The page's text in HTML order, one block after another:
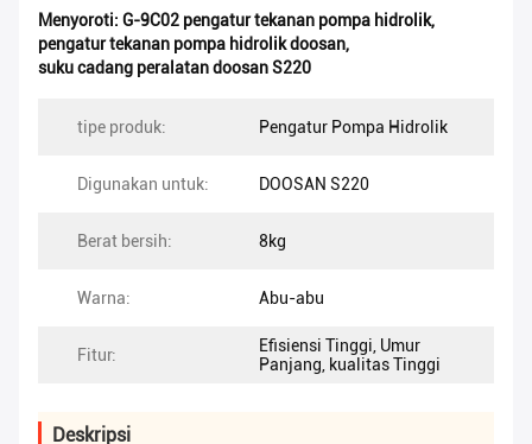
Menyoroti: G-9C02 pengatur tekanan pompa hidrolik,
pengatur tekanan pompa hidrolik doosan,
suku cadang peralatan doosan S220
tipe produk: Pengatur Pompa Hidrolik
Digunakan untuk: DOOSAN S220
Berat bersih: 8kg
Warna: Abu-abu
Fitur:
Efisiensi Tinggi, Umur
Panjang, kualitas Tinggi
Deskripsi